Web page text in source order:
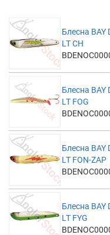
Блесна BAY
LT CH
Блесна BAY
LT FOG
Блесна BAY
LT FON-ZAP
Блесна BAY
LT FYG